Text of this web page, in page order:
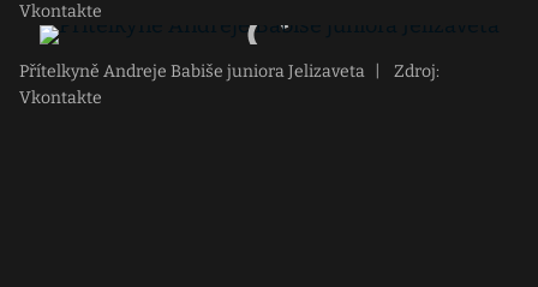
Vkontakte
Přítelkyně Andreje Babiše juniora Jelizaveta
Zdroj:
Vkontakte